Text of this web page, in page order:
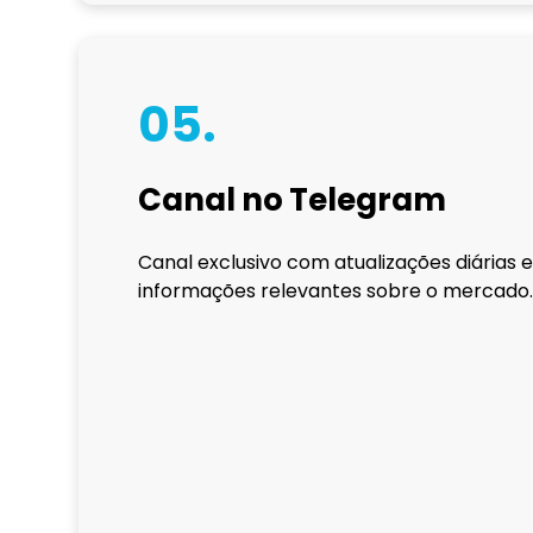
05.
Canal no Telegram
Canal exclusivo com atualizações diárias e
informações relevantes sobre o mercado.